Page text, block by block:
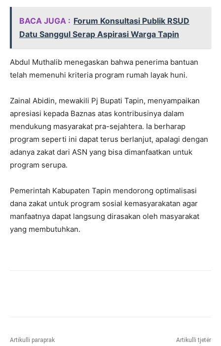
BACA JUGA : Forum Konsultasi Publik RSUD
Datu Sanggul Serap Aspirasi Warga Tapin
Abdul Muthalib menegaskan bahwa penerima bantuan
telah memenuhi kriteria program rumah layak huni.
Zainal Abidin, mewakili Pj Bupati Tapin, menyampaikan
apresiasi kepada Baznas atas kontribusinya dalam
mendukung masyarakat pra-sejahtera. Ia berharap
program seperti ini dapat terus berlanjut, apalagi dengan
adanya zakat dari ASN yang bisa dimanfaatkan untuk
program serupa.
Pemerintah Kabupaten Tapin mendorong optimalisasi
dana zakat untuk program sosial kemasyarakatan agar
manfaatnya dapat langsung dirasakan oleh masyarakat
yang membutuhkan.
Artikulli paraprak Artikulli tjetër